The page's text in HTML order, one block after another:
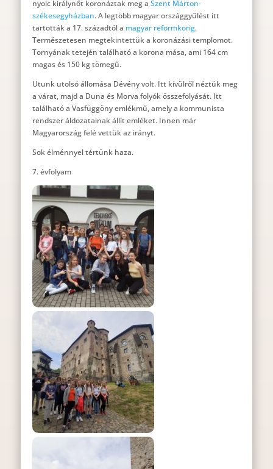
nyolc királynőt koronáztak meg a Szent Márton-
székesegyházban. A legtöbb magyar országgyűlést itt
tartották a 17. századtól a magyar reformkorig.
Természetesen megtekintettük a koronázási templomot.
Tornyának tetején található a korona mása, ami 164 cm
magas és 150 kg tömegű.
Utunk utolsó állomása Dévény volt. Itt kívülről néztük meg
a várat, majd a Duna és Morva folyók összefolyását. Itt
található a Vasfüggöny emlékmű, amely a kommunista
rendszer áldozatainak állít emléket. Innen már
Magyarország felé vettük az irányt.
Sok élménnyel tértünk haza.
7. évfolyam